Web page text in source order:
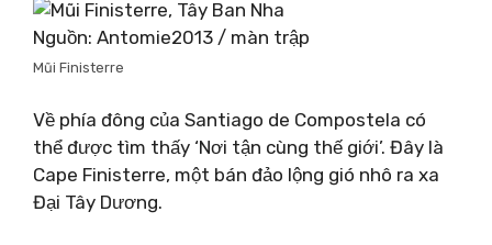
Nguồn: Antomie2013 / màn trập
Mũi Finisterre
Về phía đông của Santiago de Compostela có
thể được tìm thấy ‘Nơi tận cùng thế giới’. Đây là
Cape Finisterre, một bán đảo lộng gió nhô ra xa
Đại Tây Dương.